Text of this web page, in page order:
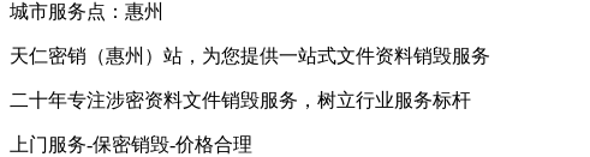
城市服务点：惠州
天仁密销（惠州）站，为您提供一站式文件资料销毁服务
二十年专注涉密资料文件销毁服务，树立行业服务标杆
上门服务-保密销毁-价格合理